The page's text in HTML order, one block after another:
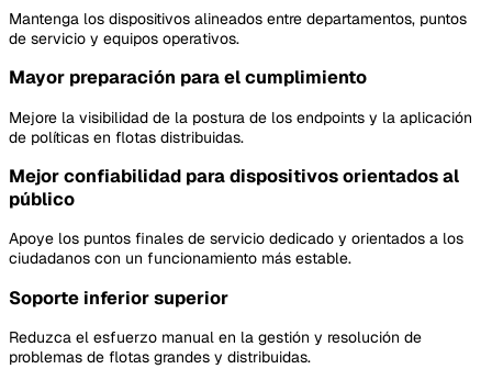
Mantenga los dispositivos alineados entre departamentos, puntos
de servicio y equipos operativos.
Mayor preparación para el cumplimiento
Mejore la visibilidad de la postura de los endpoints y la aplicación
de políticas en flotas distribuidas.
Mejor confiabilidad para dispositivos orientados al
público
Apoye los puntos finales de servicio dedicado y orientados a los
ciudadanos con un funcionamiento más estable.
Soporte inferior superior
Reduzca el esfuerzo manual en la gestión y resolución de
problemas de flotas grandes y distribuidas.